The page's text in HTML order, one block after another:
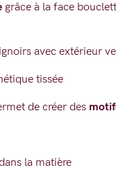
grâce à la face
avec extérieur
tissée
de créer des
la matière